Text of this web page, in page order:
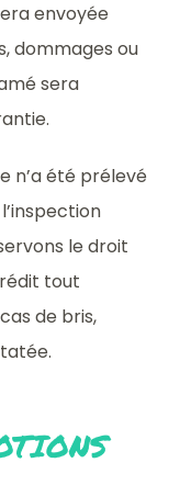
envoyée
dommages ou
sera
n’a été prélevé
le droit
tout
de bris,